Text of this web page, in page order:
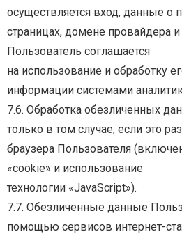
осуществляется вход, данные о
страницах, домене провайдера
Пользователь соглашается
на использование и обработку
информации системами
7.6. Обработка обезличенных
только в том случае, если это
браузера Пользователя
«cookie» и использование
технологии «JavaScript»).
7.7. Обезличенные данные
помощью сервисов интернет-